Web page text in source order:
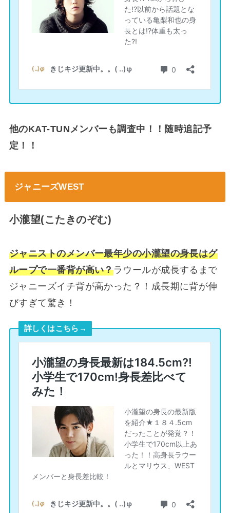
他のKAT-TUNメンバーも調査中！！随時追記予
定！！
ジャニーズWEST
小瀧望(こたきのぞむ)
ジャニストのメンバー最年少の小瀧望の身長はグ
ループで一番背が高い？ラウールが成長するまで
ジャニーズイチ背が高かった？！成長期に背が伸
びすぎて驚き！
詳しくはこちら→